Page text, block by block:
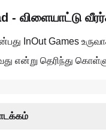
- விளையாட்டு
InOut Games
என்று தெரிந்து